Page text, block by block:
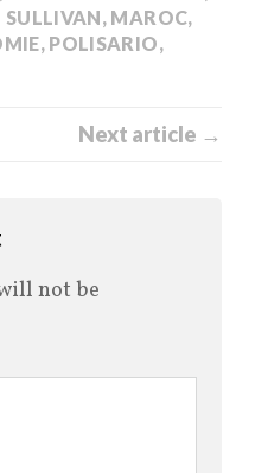
SULLIVAN, MAROC,
, POLISARIO,
Next article →
not be